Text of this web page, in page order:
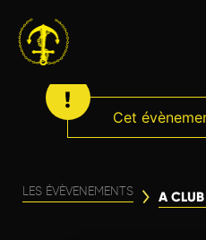
Cet
LES ÉVÈVENEMENTS A